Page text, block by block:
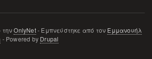
τηνOnlyNet- Εμπνεύστηκε από τον Εμμανουήλ
- Powered by Drupal